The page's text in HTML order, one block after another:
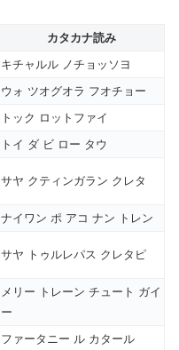
カタカナ読み
キチャルル ノチョッソヨ
ウォ ツオグオラ フオチョー
トック ロットファイ
トイ ダ ビ ロー タウ
サヤ クティンガラン クレタ
ナイワン ポ アコ ナン トレン
サヤ トゥルレパス クレタピ
メリー トレーン チュート ガイ
ー
ファータニー ル カタール